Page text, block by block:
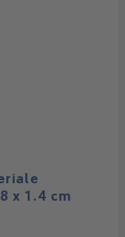
x 1.4 cm